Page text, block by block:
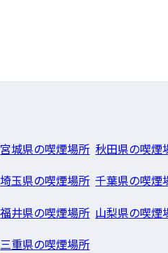
宮城県の喫煙場所 秋田県の喫煙
埼玉県の喫煙場所 千葉県の喫煙
福井県の喫煙場所 山梨県の喫煙
三重県の喫煙場所